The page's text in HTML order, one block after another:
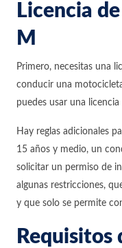
Licencia
M
Primero, necesitas una
conducir una
puedes usar una
Hay reglas adicionales
15 años y medio, un
solicitar un permiso de
algunas restricciones,
y que solo se permite
Requisitos